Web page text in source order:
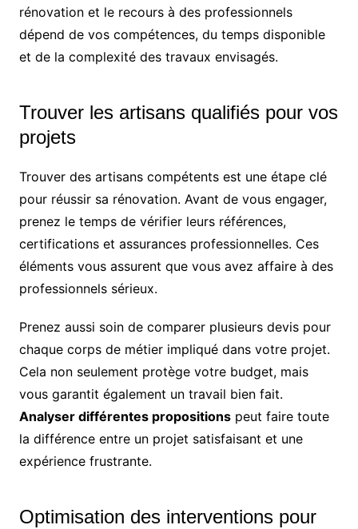
rénovation et le recours à des professionnels
dépend de vos compétences, du temps disponible
et de la complexité des travaux envisagés.
Trouver les artisans qualifiés pour vos
projets
Trouver des artisans compétents est une étape clé
pour réussir sa rénovation. Avant de vous engager,
prenez le temps de vérifier leurs références,
certifications et assurances professionnelles. Ces
éléments vous assurent que vous avez affaire à des
professionnels sérieux.
Prenez aussi soin de comparer plusieurs devis pour
chaque corps de métier impliqué dans votre projet.
Cela non seulement protège votre budget, mais
vous garantit également un travail bien fait.
Analyser différentes propositionspeut faire toute
la différence entre un projet satisfaisant et une
expérience frustrante.
Optimisation des interventions pour